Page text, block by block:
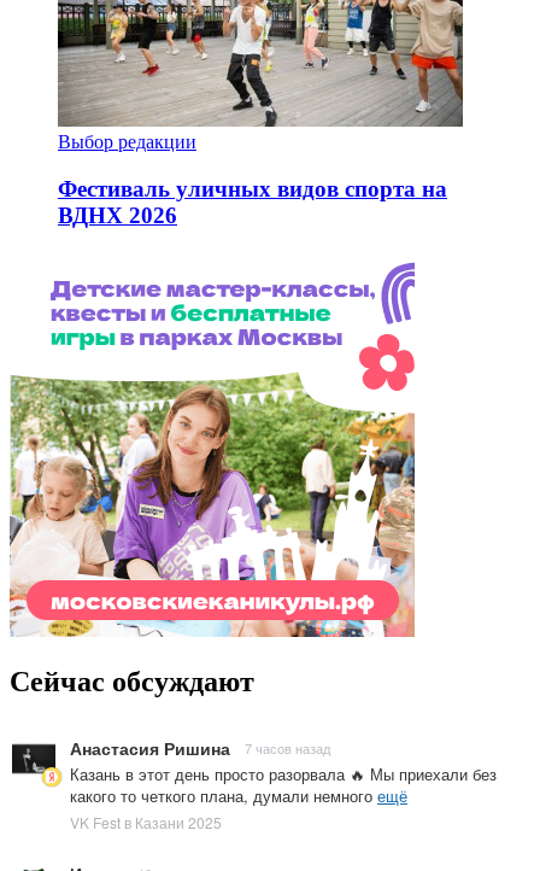
Выбор редакции
Фестиваль уличных видов спорта на
ВДНХ 2026
Сейчас обсуждают
Анастасия Ришина 7 часов назад
Казань в этот день просто разорвала 🔥 Мы приехали без
какого то четкого плана, думали немного ещё
VK Fest в Казани 2025